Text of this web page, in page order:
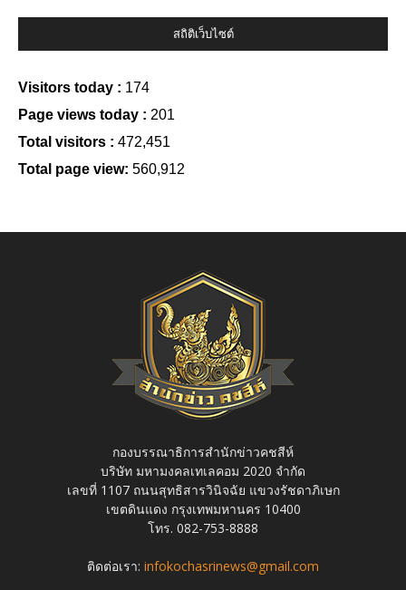
สถิติเว็บไซต์
Visitors today : 174
Page views today : 201
Total visitors : 472,451
Total page view: 560,912
กองบรรณาธิการสำนักข่าวคชสีห์
บริษัท มหามงคลเทเลคอม 2020 จำกัด
เลขที่ 1107 ถนนสุทธิสารวินิจฉัย แขวงรัชดาภิเษก
เขตดินแดง กรุงเทพมหานคร 10400
โทร. 082-753-8888
ติดต่อเรา: infokochasrinews@gmail.com